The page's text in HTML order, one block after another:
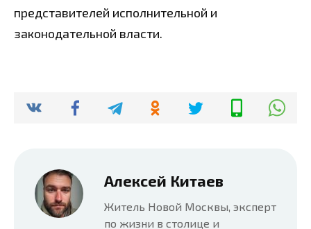
представителей исполнительной и
законодательной власти.
Алексей Китаев
Житель Новой Москвы, эксперт
по жизни в столице и